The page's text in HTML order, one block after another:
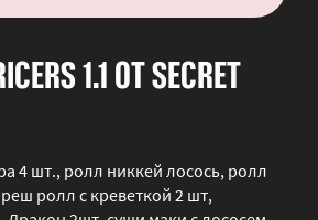
1.1 ОТ SECRET
4 шт., ролл никкей лосось, ролл
ролл с креветкой 2 шт,